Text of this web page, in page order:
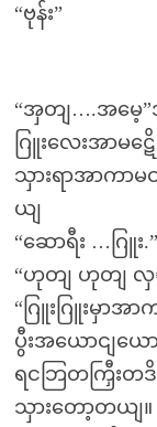
“ဗုန်း”
“အှတျ….အမေ့
ဂြူးလေးအာမ
သှားရာအာကာမ
ယျ
“ဆောရီး …ဂြူး.”
“ဟုတျ ဟုတျ လှှ
“ဂြူးဂြူးမှာအာ
ပွီးအယောငျယော
ရငဘြတကြှီးတဒိ
သှားတော့တယျ။